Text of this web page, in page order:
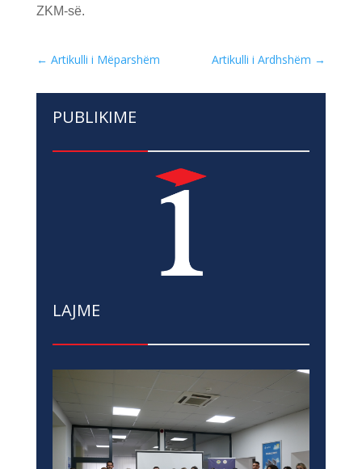
ZKM-së.
← Artikulli i Mëparshëm Artikulli i Ardhshëm →
PUBLIKIME
LAJME